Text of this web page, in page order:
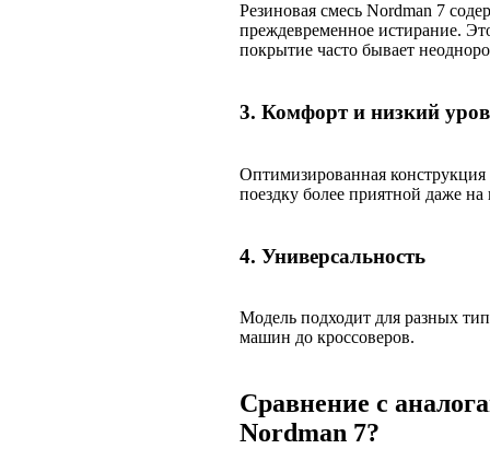
Резиновая смесь Nordman 7
преждевременное истирание.
покрытие часто бывает
3. Комфорт и низкий
Оптимизированная
поездку более приятной даже на
4. Универсальность
Модель подходит для разных
машин до кроссоверов.
Сравнение с
Nordman 7?